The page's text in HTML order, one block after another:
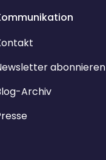
abonnieren
Archiv